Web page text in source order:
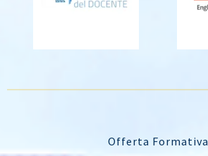
Offerta Formativa